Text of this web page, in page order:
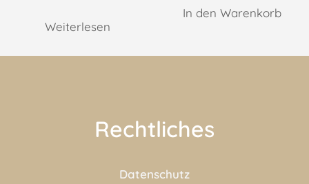
Weiterlesen
In den Warenkorb
Rechtliches
Datenschutz